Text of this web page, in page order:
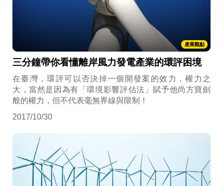
產業觀點
三分鐘帶你看懂離岸風力發電產業的環評困境
在臺灣，環評可以否決掉一個開發案的效力，權力之
大，當然是因為有「環境影響評估法」賦予他尚方寶劍
般的權力，但不代表毫無界線與限制！
2017/10/30